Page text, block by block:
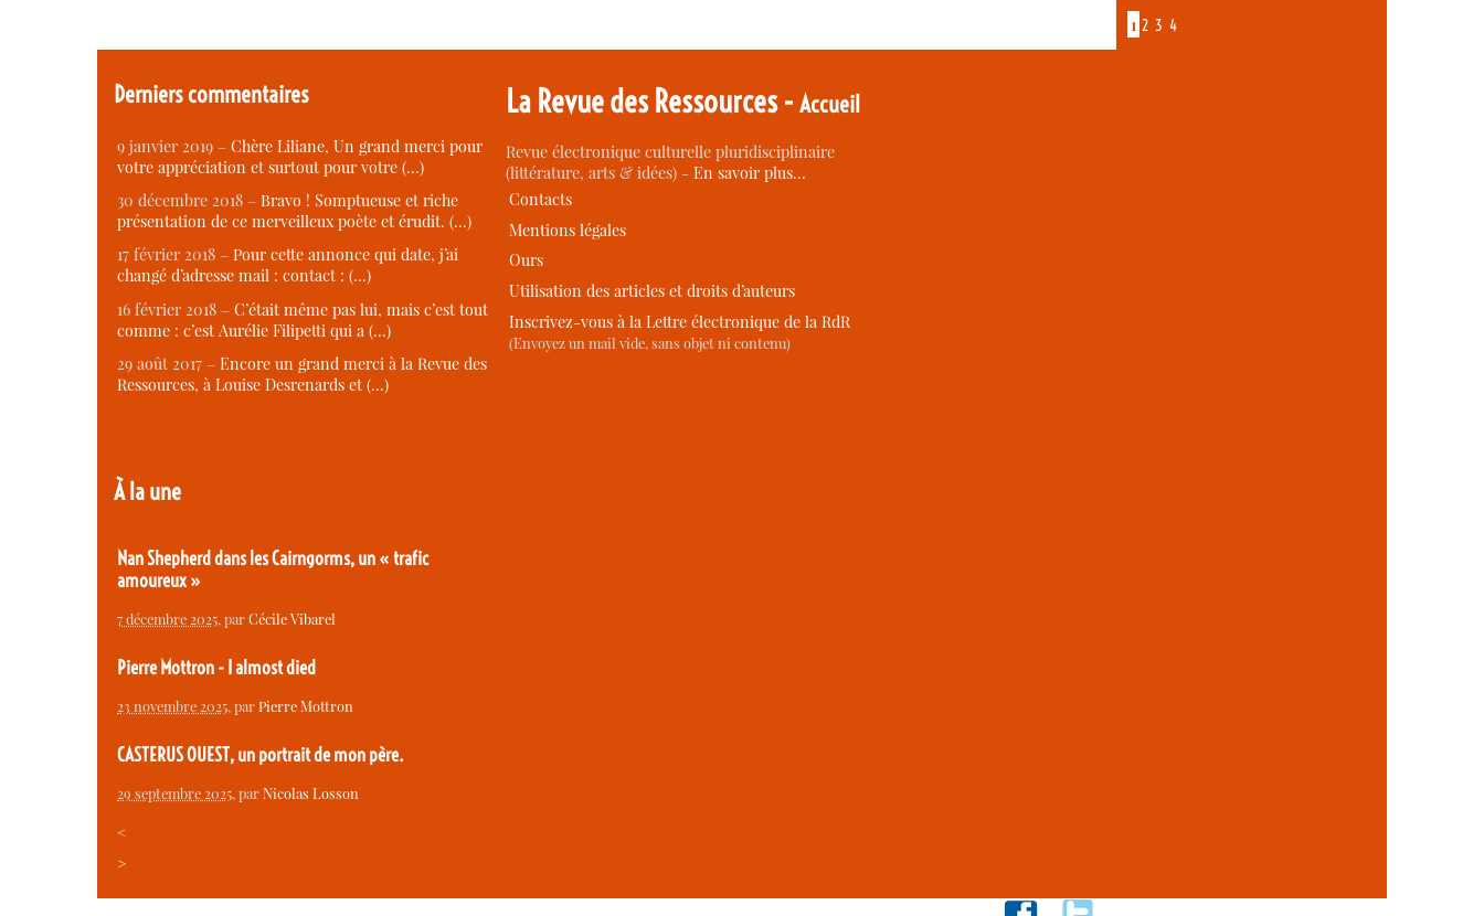
1 2 3 4
Derniers commentaires
9 janvier 2019 – Chère Liliane, Un grand merci pour
votre appréciation et surtout pour votre (…)
30 décembre 2018 – Bravo ! Somptueuse et riche
présentation de ce merveilleux poète et érudit. (…)
17 février 2018 – Pour cette annonce qui date, j’ai
changé d’adresse mail : contact : (…)
16 février 2018 – C’était même pas lui, mais c’est tout
comme : c’est Aurélie Filipetti qui a (…)
29 août 2017 – Encore un grand merci à la Revue des
Ressources, à Louise Desrenards et (…)
À la une
Nan Shepherd dans les Cairngorms, un « trafic
amoureux »
7 décembre 2025, parCécile Vibarel
Pierre Mottron - I almost died
23 novembre 2025, parPierre Mottron
CASTERUS OUEST, un portrait de mon père.
29 septembre 2025, parNicolas Losson
<
>
La Revue des Ressources -Accueil
Revue électronique culturelle pluridisciplinaire
(littérature, arts & idées) -En savoir plus…
Contacts
Mentions légales
Ours
Utilisation des articles et droits d’auteurs
Inscrivez-vous à la Lettre électronique de la RdR
(Envoyez un mail vide, sans objet ni contenu)